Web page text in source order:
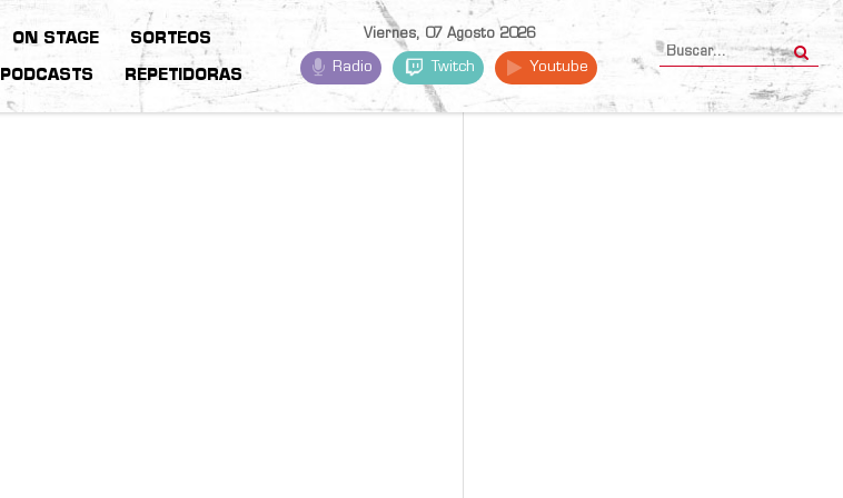
ON STAGE SORTEOS
PODCASTS REPETIDORAS
Viernes, 07 Agosto 2026
Radio Twitch Youtube